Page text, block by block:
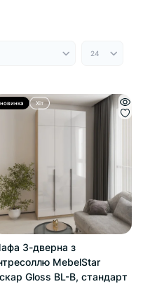
новинка Хіт
3-дверна з
MebelStar
Gloss BL-B, стандарт